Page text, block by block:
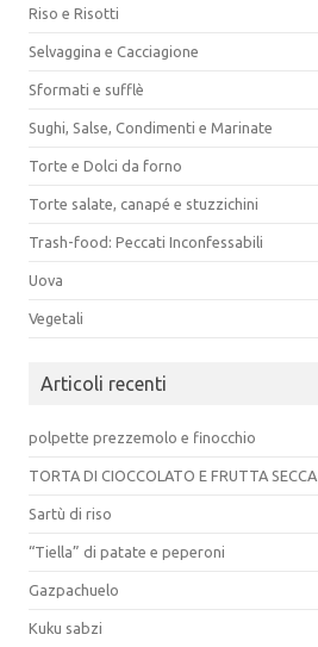
Riso e Risotti
Selvaggina e Cacciagione
Sformati e sufflè
Sughi, Salse, Condimenti e Marinate
Torte e Dolci da forno
Torte salate, canapé e stuzzichini
Trash-food: Peccati Inconfessabili
Uova
Vegetali
Articoli recenti
polpette prezzemolo e finocchio
TORTA DI CIOCCOLATO E FRUTTA SECCA
Sartù di riso
“Tiella” di patate e peperoni
Gazpachuelo
Kuku sabzi